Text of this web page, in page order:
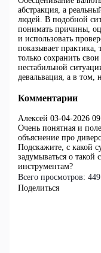
абстракция, а
людей. В подобной
понимать причины,
и использовать
показывает практика,
только сохранить
нестабильной
девальвация, а в том,
Комментарии
Алексей 03-04-2026
Очень понятная и
объяснение про
Подскажите, с какой
задумываться о такой
инструментам?
Всего просмотров: 449
Поделиться